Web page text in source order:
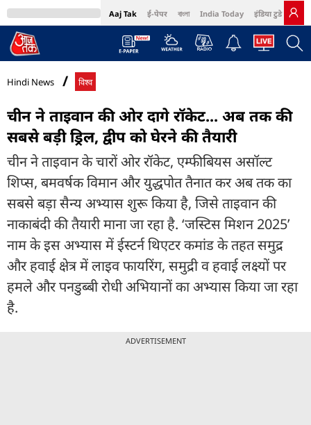
Aaj Tak ई-पेपर বাংলা India Today इंडिया टुडे हिंदी
MumbaiTak Cosmopolitan Harper's Bazaar Northeast
Hindi News विश्व
चीन ने ताइवान की ओर दागे रॉकेट... अब तक की
सबसे बड़ी ड्रिल, द्वीप को घेरने की तैयारी
चीन ने ताइवान के चारों ओर रॉकेट, एम्फीबियस असॉल्ट
शिप्स, बमवर्षक विमान और युद्धपोत तैनात कर अब तक का
सबसे बड़ा सैन्य अभ्यास शुरू किया है, जिसे ताइवान की
नाकाबंदी की तैयारी माना जा रहा है. ‘जस्टिस मिशन 2025’
नाम के इस अभ्यास में ईस्टर्न थिएटर कमांड के तहत समुद्र
और हवाई क्षेत्र में लाइव फायरिंग, समुद्री व हवाई लक्ष्यों पर
हमले और पनडुब्बी रोधी अभियानों का अभ्यास किया जा रहा
है.
ADVERTISEMENT